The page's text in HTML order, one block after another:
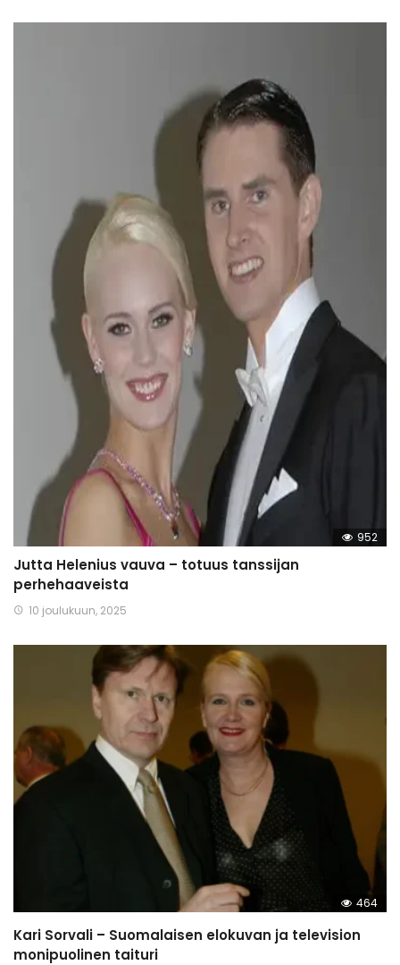
952
Jutta Helenius vauva – totuus tanssijan
perhehaaveista
10 joulukuun, 2025
464
Kari Sorvali – Suomalaisen elokuvan ja television
monipuolinen taituri